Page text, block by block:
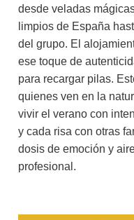
desde veladas
limpios de España
del grupo. El
ese toque de
para recargar pilas.
quienes ven en la
vivir el verano con
y cada risa con otras
dosis de emoción y
profesional.